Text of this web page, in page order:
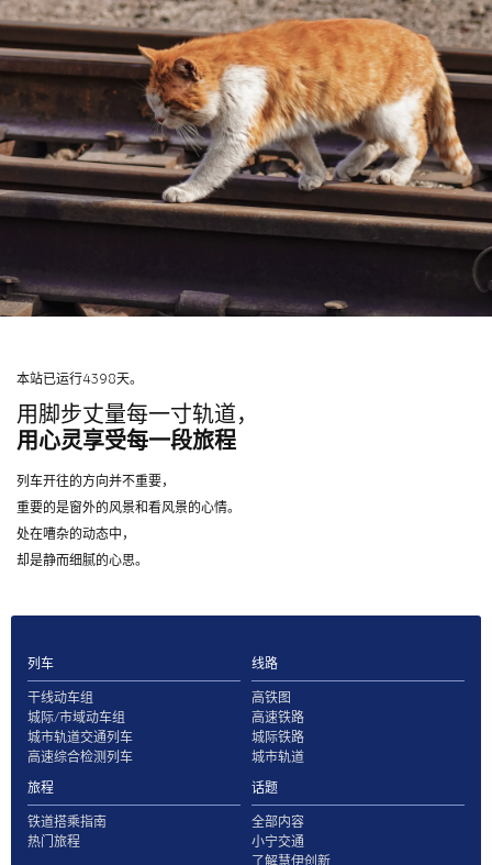
本站已运行4398天。
用脚步丈量每一寸轨道，
用心灵享受每一段旅程
列车开往的方向并不重要，
重要的是窗外的风景和看风景的心情。
处在嘈杂的动态中，
却是静而细腻的心思。
列车
干线动车组
城际/市域动车组
城市轨道交通列车
高速综合检测列车
线路
高铁图
高速铁路
城际铁路
城市轨道
旅程
铁道搭乘指南
热门旅程
话题
全部内容
小宁交通
了解慧伊创新